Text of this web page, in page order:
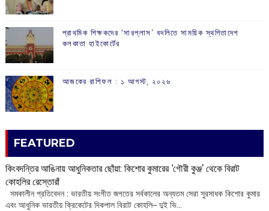
প্রাথমিক শিক্ষকদের ‘সারপ্লাস’ বদলিতে সাময়িক স্থগিতাদেশ
কলকাতা হাইকোর্টের
আজকের রাশিফল :‌ ‌‌১ আগস্ট, ২০২৬
FEATURED
কিংবদন্তির আঙিনায় আধুনিকতার ছোঁয়া: কিশোর কুমারের ‘গৌরী কুঞ্জ’ থেকে বিরাট
কোহলির রেস্তোরাঁ
‌ সমকালীন প্রতিবেদন : ভারতীয় সংগীত জগতের সর্বকালের অন্যতম সেরা সুরসাধক কিশোর কুমার
এবং আধুনিক ভারতীয় ক্রিকেটের দিকপাল বিরাট কোহলি– ‌দুই ভি...